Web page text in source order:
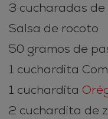
3 cucharadas
Salsa de rocoto
50 gramos de
1 cuchardita
1 cuchardita
2 cuchardita de